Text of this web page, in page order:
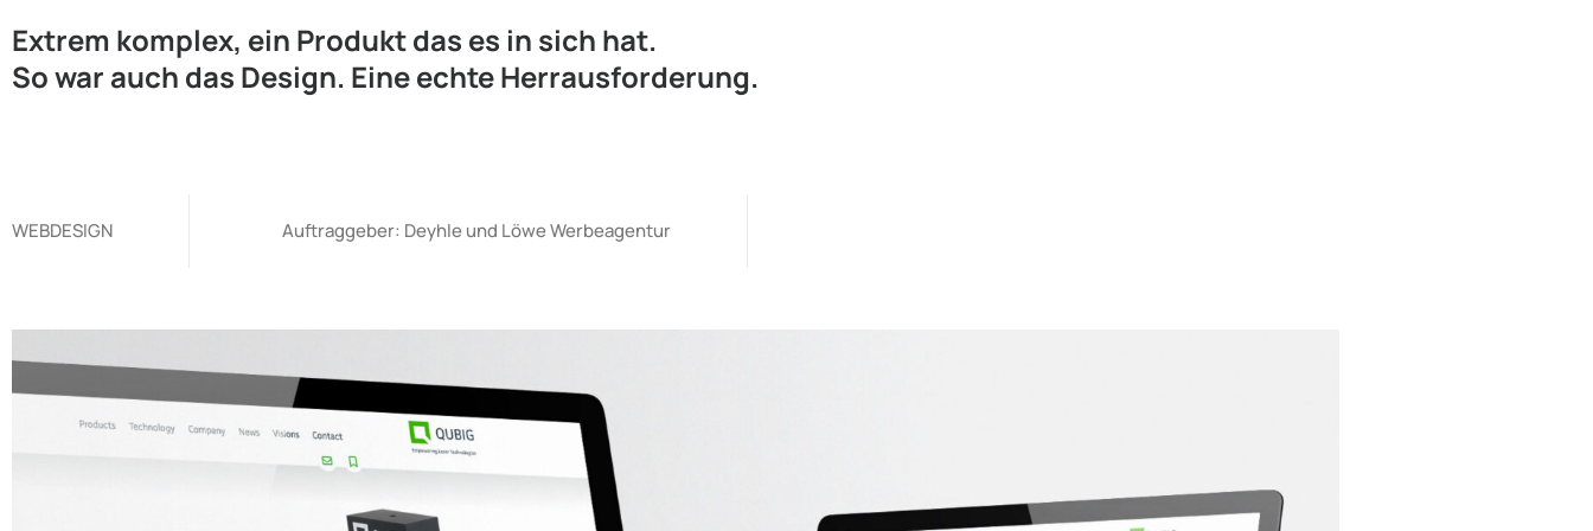
Extrem komplex, ein Produkt das es in sich hat.
So war auch das Design. Eine echte Herrausforderung.
WEBDESIGN Auftraggeber: Deyhle und Löwe Werbeagentur